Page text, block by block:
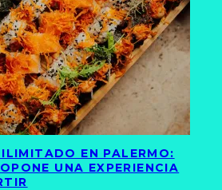
EN PALERMO:
UNA EXPERIENCIA